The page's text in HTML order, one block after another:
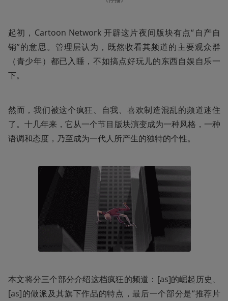
起初，Cartoon Network 开辟这片夜间版块有点“自产自
销”的意思。管理层认为，既然收看其频道的主要观众群
（青少年）都已入睡，不如搞点好玩儿的东西自娱自乐一
下。
然而，我们被这个疯狂、自我、喜欢制造混乱的频道迷住
了。十几年来，它从一个节目版块演变成为一种风格，一种
语调和态度，乃至成为一代人所产生的独特的个性。
本文将分三个部分介绍这档疯狂的频道：[as]的崛起历史、
[as]的做派及其旗下作品的特点，最后一个部分是“推荐片